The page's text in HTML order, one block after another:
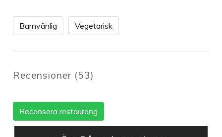
Barnvänlig Vegetarisk
Recensioner (53)
Recensera restaurang